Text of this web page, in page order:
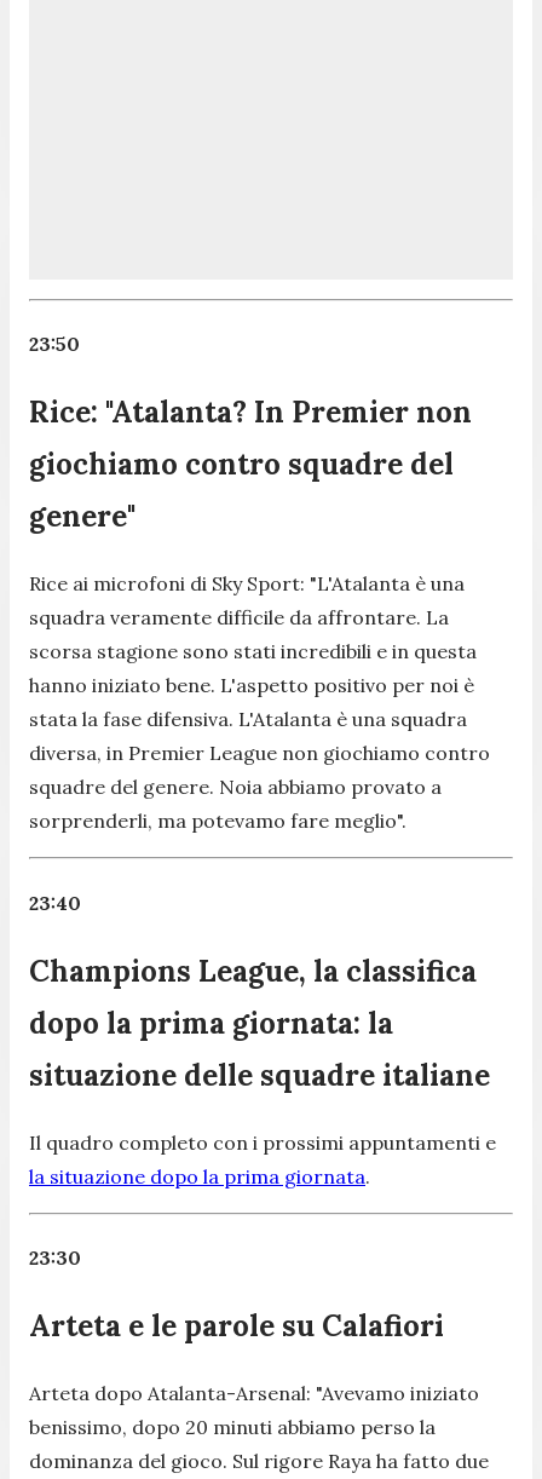
23:50
Rice: "Atalanta? In Premier non
giochiamo contro squadre del
genere"
Rice ai microfoni di Sky Sport: "L'Atalanta è una
squadra veramente difficile da affrontare. La
scorsa stagione sono stati incredibili e in questa
hanno iniziato bene. L'aspetto positivo per noi è
stata la fase difensiva. L'Atalanta è una squadra
diversa, in Premier League non giochiamo contro
squadre del genere. Noia abbiamo provato a
sorprenderli, ma potevamo fare meglio".
23:40
Champions League, la classifica
dopo la prima giornata: la
situazione delle squadre italiane
Il quadro completo con i prossimi appuntamenti e
la situazione dopo la prima giornata.
23:30
Arteta e le parole su Calafiori
Arteta dopo Atalanta-Arsenal: "Avevamo iniziato
benissimo, dopo 20 minuti abbiamo perso la
dominanza del gioco. Sul rigore Raya ha fatto due